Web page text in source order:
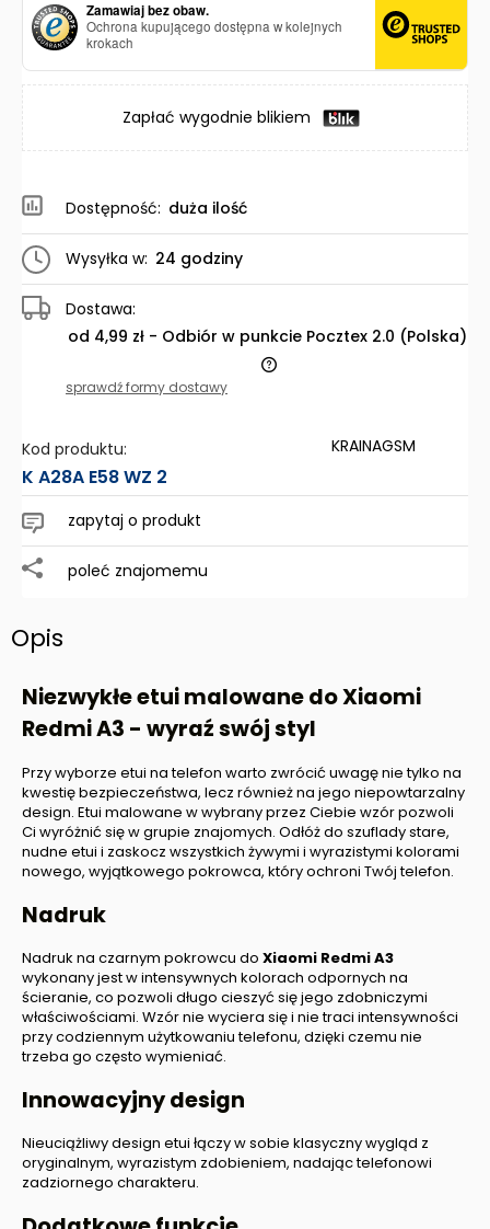
Zamawiaj bez obaw.
Ochrona kupującego dostępna w kolejnych
krokach
Zapłać wygodnie blikiem
Dostępność: duża ilość
Wysyłka w: 24 godziny
Dostawa:
od 4,99 zł - Odbiór w punkcie Pocztex 2.0 (Polska)
Cena nie zawiera ewentualnych kosztów płatności
sprawdź formy dostawy
Kod produktu:
K A28A E58 WZ 2
KRAINAGSM
zapytaj o produkt
poleć znajomemu
Opis
Niezwykłe etui malowane do Xiaomi
Redmi A3 - wyraź swój styl
Przy wyborze etui na telefon warto zwrócić uwagę nie tylko na
kwestię bezpieczeństwa, lecz również na jego niepowtarzalny
design. Etui malowane w wybrany przez Ciebie wzór pozwoli
Ci wyróżnić się w grupie znajomych. Odłóż do szuflady stare,
nudne etui i zaskocz wszystkich żywymi i wyrazistymi kolorami
nowego, wyjątkowego pokrowca, który ochroni Twój telefon.
Nadruk
Nadruk na czarnym pokrowcu do Xiaomi Redmi A3
wykonany jest w intensywnych kolorach odpornych na
ścieranie, co pozwoli długo cieszyć się jego zdobniczymi
właściwościami. Wzór nie wyciera się i nie traci intensywności
przy codziennym użytkowaniu telefonu, dzięki czemu nie
trzeba go często wymieniać.
Innowacyjny design
Nieuciążliwy design etui łączy w sobie klasyczny wygląd z
oryginalnym, wyrazistym zdobieniem, nadając telefonowi
zadziornego charakteru.